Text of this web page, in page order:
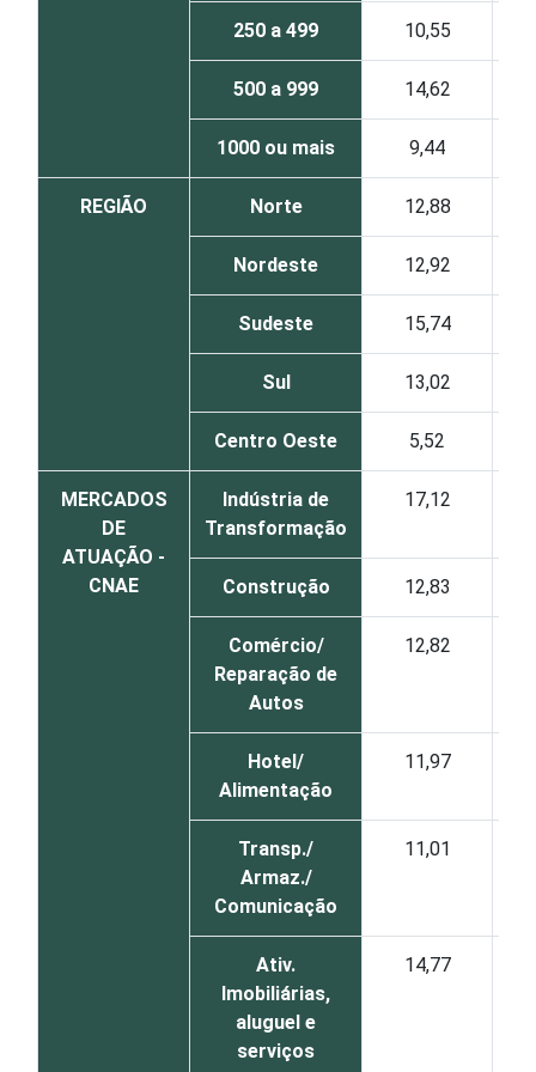
250 a 499 10,55
500 a 999 14,62
1000 ou mais 9,44
REGIÃO Norte 12,88
Nordeste 12,92
Sudeste 15,74
Sul 13,02
Centro Oeste 5,52
MERCADOS
DE
ATUAÇÃO -
CNAE
Indústria de
Transformação
17,12
Construção 12,83
Comércio/
Reparação de
Autos
12,82
Hotel/
Alimentação
11,97
Transp./
Armaz./
Comunicação
11,01
Ativ.
Imobiliárias,
aluguel e
serviços
14,77